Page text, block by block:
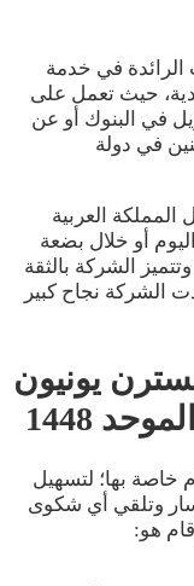
في خدمة
حيث تعمل على
في البنوك أو عن
في دولة
العربية
أو خلال بضعة
الشركة بالثقة
الشركة نجاح كبير
يونيون
خاصة بها؛ لتسهيل
وتلقي أي شكوى
هو: